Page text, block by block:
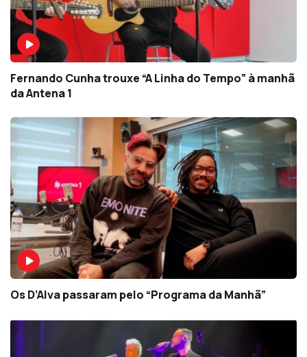
Fernando Cunha trouxe “A Linha do Tempo” à manhã
da Antena 1
Os D’Alva passaram pelo “Programa da Manhã”